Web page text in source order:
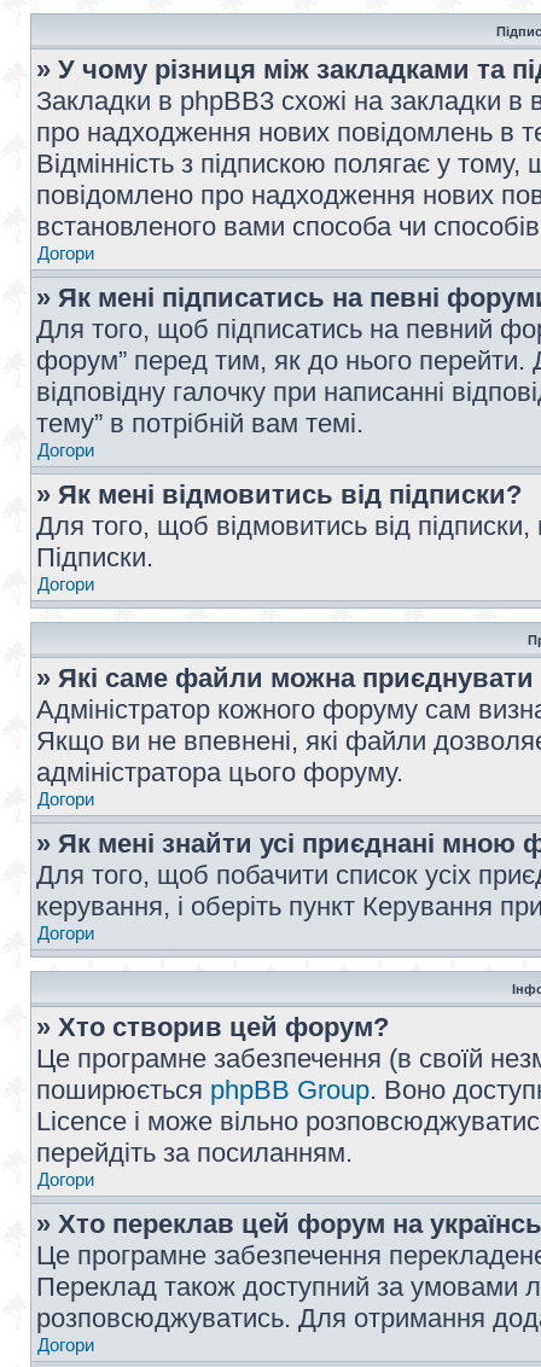
» У чому різниця між закладками та
Закладки в phpBB3 схожі на закладки
про надходження нових повідомлень в
Відмінність з підпискою полягає у
повідомлено про надходження нових
встановленого вами способа чи
Догори
» Як мені підписатись на певні
Для того, щоб підписатись на певний
форум” перед тим, як до нього перейти.
відповідну галочку при написанні
тему” в потрібній вам темі.
Догори
» Як мені відмовитись від підписки?
Для того, щоб відмовитись від
Підписки.
Догори
» Які саме файли можна
Адміністратор кожного форуму сам
Якщо ви не впевнені, які файли
адміністратора цього форуму.
Догори
» Як мені знайти усі приєднані мною
Для того, щоб побачити список усіх
керування, і оберіть пункт Керування
Догори
» Хто створив цей форум?
Це програмне забезпечення (в своїй
поширюється phpBB Group. Воно
Licence і може вільно
перейдіть за посиланням.
Догори
» Хто переклав цей форум на
Це програмне забезпечення
Переклад також доступний за умовами
розповсюджуватись. Для отримання
Догори